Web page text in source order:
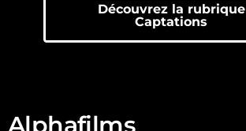
Découvrez la rubrique
Captations
Alphafilms